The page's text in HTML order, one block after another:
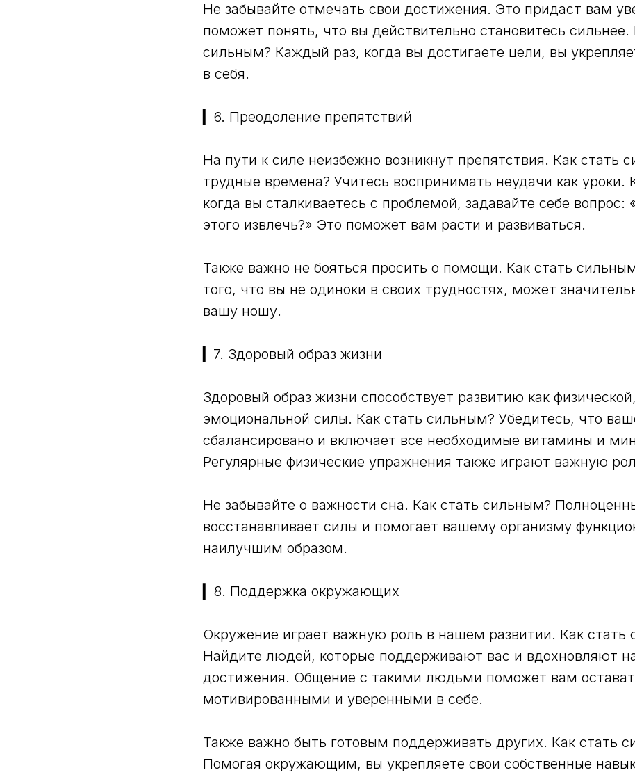
Не забывайте отмечать свои достижения. Это придаст вам
поможет понять, что вы действительно становитесь сильнее.
сильным? Каждый раз, когда вы достигаете цели, вы
в себя.
▎6. Преодоление препятствий
На пути к силе неизбежно возникнут препятствия. Как стать
трудные времена? Учитесь воспринимать неудачи как уроки.
когда вы сталкиваетесь с проблемой, задавайте себе вопрос:
этого извлечь?» Это поможет вам расти и развиваться.
Также важно не бояться просить о помощи. Как стать
того, что вы не одиноки в своих трудностях, может
вашу ношу.
▎7. Здоровый образ жизни
Здоровый образ жизни способствует развитию как
эмоциональной силы. Как стать сильным? Убедитесь, что
сбалансировано и включает все необходимые витамины и
Регулярные физические упражнения также играют важную
Не забывайте о важности сна. Как стать сильным?
восстанавливает силы и помогает вашему организму
наилучшим образом.
▎8. Поддержка окружающих
Окружение играет важную роль в нашем развитии. Как стать
Найдите людей, которые поддерживают вас и вдохновляют
достижения. Общение с такими людьми поможет вам
мотивированными и уверенными в себе.
Также важно быть готовым поддерживать других. Как стать
Помогая окружающим, вы укрепляете свои собственные